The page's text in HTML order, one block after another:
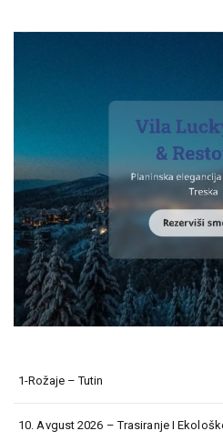
1-Rožaje – Tutin
10. Avgust 2026 – Trasiranje I